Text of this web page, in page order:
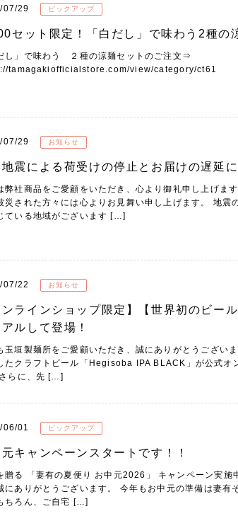
07/29 ピックアップ
セット限定！「白だし」で味わう2種の
し」で味わう ２種の涼麺セットのご注文⇒
tamagakiofficialstore.com/view/category/ct61
07/29 お知らせ
震による荷受けの停止とお届けの遅延
弊社商品をご愛顧をいただき、心より御礼申し上げま
災された方々には心よりお見舞い申し上げます。 地震
ている地域がございます […]
07/22 お知らせ
ンラインショップ限定】【世界初のビ
ルして登場！
玉垣製麺所をご愛顧いただき、誠にありがとうござい
たクラフトビール「Hegisoba IPA BLACK」が公式オ
らに、先 […]
06/01 ピックアップ
キャンペーンスタートです！！
贈る 「妻有の夏便り お中元2026」 キャンペーン実施
にありがとうございます。 今年もお中元の準備は妻
ちろん、ご自宅 […]